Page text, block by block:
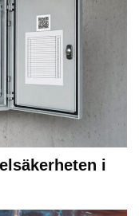
i